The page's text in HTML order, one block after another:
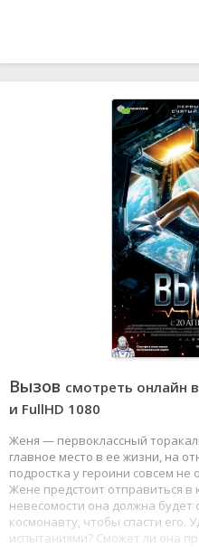
Вызов смотреть онлайн
и FullHD 1080
Женя — первоклассный
главное место в ее жизни, на
подростка у героини совсем
Жене предстоит отправиться в
невесомости она должна
космонавту, чтобы спасти его.
испытаниями? Сможет ли она